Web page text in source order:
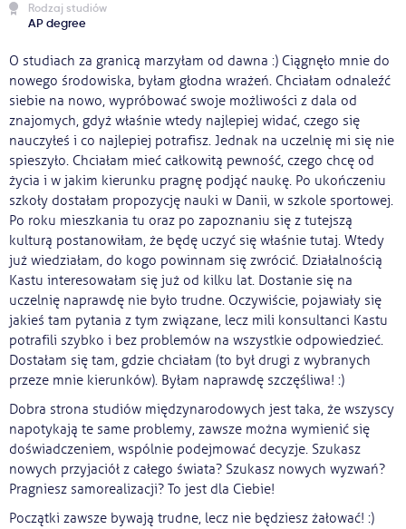
Rodzaj studiów
AP degree
O studiach za granicą marzyłam od dawna :) Ciągnęło mnie do
nowego środowiska, byłam głodna wrażeń. Chciałam odnaleźć
siebie na nowo, wypróbować swoje możliwości z dala od
znajomych, gdyż właśnie wtedy najlepiej widać, czego się
nauczyłeś i co najlepiej potrafisz. Jednak na uczelnię mi się nie
spieszyło. Chciałam mieć całkowitą pewność, czego chcę od
życia i w jakim kierunku pragnę podjąć naukę. Po ukończeniu
szkoły dostałam propozycję nauki w Danii, w szkole sportowej.
Po roku mieszkania tu oraz po zapoznaniu się z tutejszą
kulturą postanowiłam, że będę uczyć się właśnie tutaj. Wtedy
już wiedziałam, do kogo powinnam się zwrócić. Działalnością
Kastu interesowałam się już od kilku lat. Dostanie się na
uczelnię naprawdę nie było trudne. Oczywiście, pojawiały się
jakieś tam pytania z tym związane, lecz mili konsultanci Kastu
potrafili szybko i bez problemów na wszystkie odpowiedzieć.
Dostałam się tam, gdzie chciałam (to był drugi z wybranych
przeze mnie kierunków). Byłam naprawdę szczęśliwa! :)
Dobra strona studiów międzynarodowych jest taka, że wszyscy
napotykają te same problemy, zawsze można wymienić się
doświadczeniem, wspólnie podejmować decyzje. Szukasz
nowych przyjaciół z całego świata? Szukasz nowych wyzwań?
Pragniesz samorealizacji? To jest dla Ciebie!
Początki zawsze bywają trudne, lecz nie będziesz żałować! :)